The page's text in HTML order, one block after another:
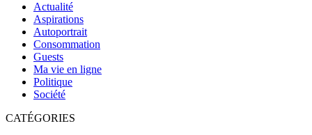
Actualité
Aspirations
Autoportrait
Consommation
Guests
Ma vie en ligne
Politique
Société
CATÉGORIES